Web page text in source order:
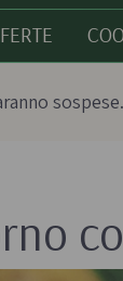
e Cereali